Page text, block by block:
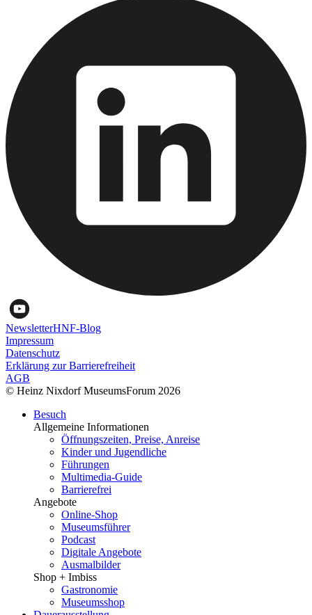
NewsletterHNF-Blog
Impressum
Datenschutz
Erklärung zur Barrierefreiheit
AGB
© Heinz Nixdorf MuseumsForum 2026
Besuch
Allgemeine Informationen
Öffnungszeiten, Preise, Anreise
Kinder und Jugendliche
Führungen
Multimedia-Guide
Barrierefrei
Angebote
Online-Shop
Museumsführer
Podcast
Digitale Angebote
Ausmalbilder
Shop + Imbiss
Gastronomie
Museumsshop